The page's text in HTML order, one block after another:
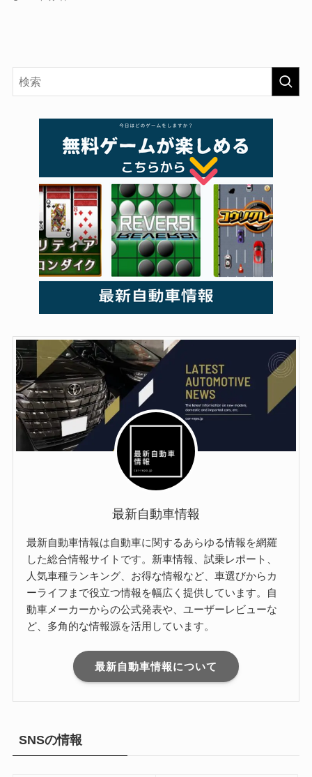
最新自動車情報
最新自動車情報は自動車に関するあらゆる情報を網羅
した総合情報サイトです。新車情報、試乗レポート、
人気車種ランキング、お得な情報など、車選びからカ
ーライフまで役立つ情報を幅広く提供しています。自
動車メーカーからの公式発表や、ユーザーレビューな
ど、多角的な情報源を活用しています。
最新自動車情報について
SNSの情報